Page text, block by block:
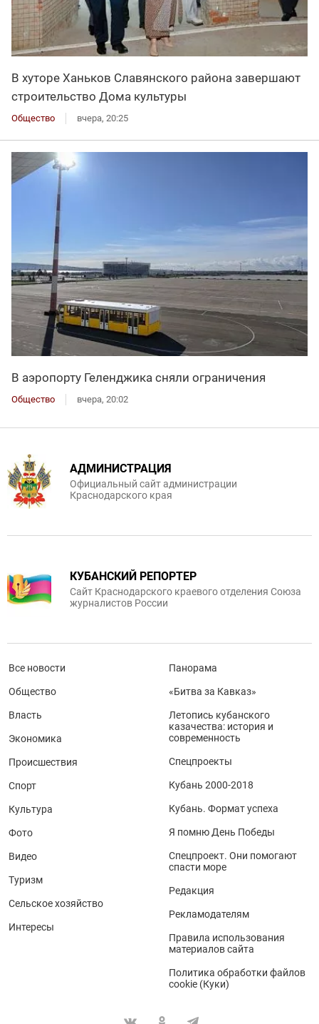
В хуторе Ханьков Славянского района завершают
строительство Дома культуры
Общество вчера, 20:25
В аэропорту Геленджика сняли ограничения
Общество вчера, 20:02
АДМИНИСТРАЦИЯ
Официальный сайт администрации
Краснодарского края
КУБАНСКИЙ РЕПОРТЕР
Сайт Краснодарского краевого отделения Союза
журналистов России
Все новости
Общество
Власть
Экономика
Происшествия
Спорт
Культура
Фото
Видео
Туризм
Сельское хозяйство
Интересы
Панорама
«Битва за Кавказ»
Летопись кубанского
казачества: история и
современность
Спецпроекты
Кубань 2000-2018
Кубань. Формат успеха
Я помню День Победы
Спецпроект. Они помогают
спасти море
Редакция
Рекламодателям
Правила использования
материалов сайта
Политика обработки файлов
cookie (Куки)